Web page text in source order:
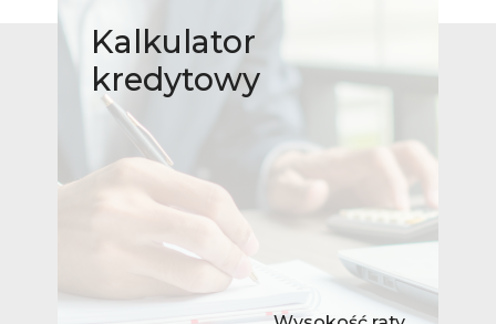
Kalkulator
kredytowy